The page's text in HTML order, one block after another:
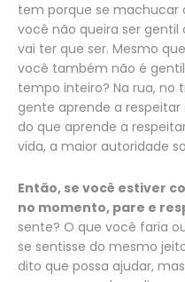
tem porque se machucar
você não queira ser
vai ter que ser. Mesmo
você também não é
tempo inteiro? Na rua, no
gente aprende a
do que aprende a
vida, a maior autoridade
Então, se você estiver
no momento, pare e
sente? O que você faria
se sentisse do mesmo
dito que possa ajudar,